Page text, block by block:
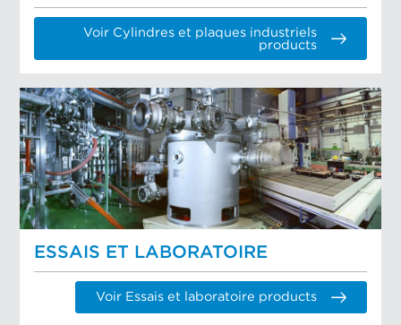
Voir Cylindres et plaques industriels
products
ESSAIS ET LABORATOIRE
Voir Essais et laboratoire products